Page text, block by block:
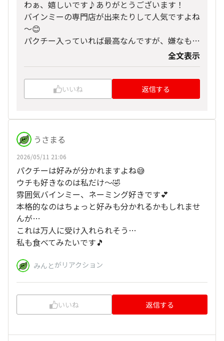
わぁ、嬉しいです♪ありがとうございます！
バインミーの専門店が出来たりして人気ですよね
～😊
パクチー入っていれば最高なんですが、嫌なもの
はイヤという気持ちも判りますから無理強いはし
ません🤭
気分だけ味わいました
全文表示
いいね 返信する
うさまる
2026/05/11 21:06
パクチーは好みが分かれますよね😅
ウチも好きなのは私だけ～🤣
雰囲気バインミー、ネーミング好きです💕
本格的なのはちょっと好みも分かれるかもしれませ
んが…
これは万人に受け入れられそう…
私も食べてみたいです🎵
みんとがリアクション
いいね 返信する